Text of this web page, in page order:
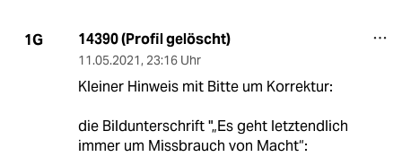
1G 14390 (Profil gelöscht)
11.05.2021, 23:16 Uhr
Kleiner Hinweis mit Bitte um Korrektur:
die Bildunterschrift "„Es geht letztendlich
immer um Missbrauch von Macht“: